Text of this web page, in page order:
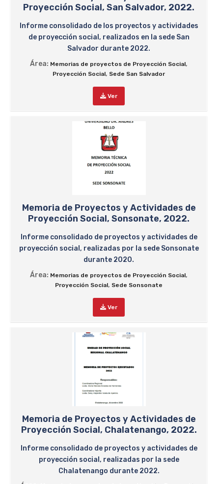
Proyección Social, San Salvador, 2022.
Informe consolidado de los proyectos y actividades
de proyección social, realizados en la sede San
Salvador durante 2022.
Área: Memorias de proyectos de Proyección Social,
Proyección Social, Sede San Salvador
Ver
Memoria de Proyectos y Actividades de
Proyección Social, Sonsonate, 2022.
Informe consolidado de proyectos y actividades de
proyección social, realizadas por la sede Sonsonate
durante 2020.
Área: Memorias de proyectos de Proyección Social,
Proyección Social, Sede Sonsonate
Ver
Memoria de Proyectos y Actividades de
Proyección Social, Chalatenango, 2022.
Informe consolidado de proyectos y actividades de
proyección social, realizadas por la sede
Chalatenango durante 2022.